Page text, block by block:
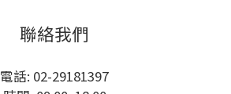
聯絡我們
電話: 02-29181397